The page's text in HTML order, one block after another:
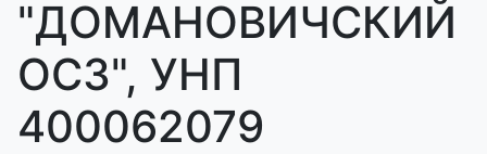
"ДОМАНОВИЧСКИЙ
ОСЗ", УНП
400062079